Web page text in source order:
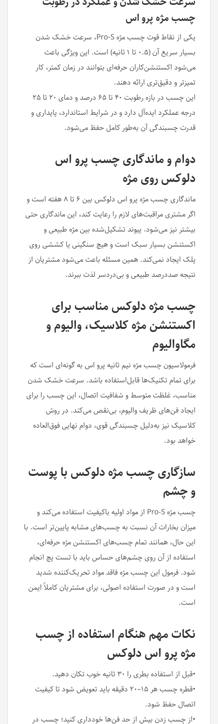
چسب مژه پرو اس
یکی از نقاط قوت چسب مژه Pro-S، سرعت خشک شدن
بسیار سریع آن (۰.۵ تا ۱ ثانیه) است. این ویژگی باعث
می‌شود اکستنشن‌کاران حرفه‌ای بتوانند در زمان کمتر، کار
تمیزتر و دقیق‌تری ارائه دهند.
این چسب در بازه رطوبت ۴۰ تا ۶۵ درصد و دمای ۲۰ تا ۲۵
درجه عملکرد ایده‌آل دارد و در شرایط استاندارد، پایداری و
قدرت چسبندگی آن به‌طور کامل حفظ می‌شود.
دوام و ماندگاری چسب پرو اس
دلوکس روی مژه
ماندگاری چسب مژه پرو اس دلوکس بین ۶ تا ۸ هفته است و
اگر مشتری مراقبت‌های لازم را رعایت کند، این ماندگاری حتی
بیشتر نیز می‌شود. پیوند تشکیل‌شده بین مژه طبیعی و
اکستنشن بسیار سبک است و هیچ سنگینی یا کششی روی
پلک ایجاد نمی‌کند. همین مسئله باعث می‌شود مشتریان از
نتیجه صددرصد طبیعی و بی‌دردسر لذت ببرند.
چسب مژه دلوکس مناسب برای
اکستنشن مژه کلاسیک، والیوم و
مگاوالیوم
فرمولاسیون چسب مژه نیم ثانیه پرو اس به گونه‌ای است که
برای تمام تکنیک‌ها قابل‌استفاده باشد. سرعت خشک شدن
مناسب، غلظت متوسط و شفافیت اتصال، این چسب را برای
ایجاد فن‌های ظریف والیوم، بی‌نقص می‌کند. در روش
کلاسیک نیز به‌دلیل چسبندگی قوی، دوام نهایی فوق‌العاده
خواهد بود.
سازگاری چسب مژه دلوکس با پوست
و چشم
چسب مژه Pro-S از مواد اولیه باکیفیت استفاده می‌کند و
میزان بخارات آن نسبت به چسب‌های مشابه پایین‌تر است. با
این حال، همانند تمام چسب‌های اکستنشن مژه حرفه‌ای،
استفاده از آن روی چشم‌های حساس باید با تست پچ انجام
شود. فرمول این چسب مژه فاقد مواد تحریک‌کننده شدید
است و در صورت استفاده اصولی، برای مشتریان کاملاً ایمن
است.
نکات مهم هنگام استفاده از چسب
مژه پرو اس دلوکس
•قبل از استفاده بطری را ۳۰ ثانیه خوب تکان دهید.
•قطره چسب هر ۱۵–۲۰ دقیقه باید تعویض شود تا کیفیت
اتصال حفظ شود.
•از چسب زدن بیش از حد فن‌ها خودداری کنید؛ چسب در